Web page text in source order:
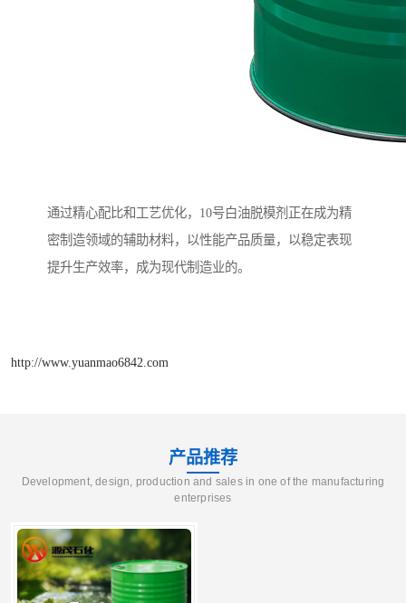
通过精心配比和工艺优化，10号白油脱模剂正在成为精
密制造领域的辅助材料，以性能产品质量，以稳定表现
提升生产效率，成为现代制造业的。
http://www.yuanmao6842.com
产品推荐
Development, design, production and sales in one of the manufacturing
enterprises